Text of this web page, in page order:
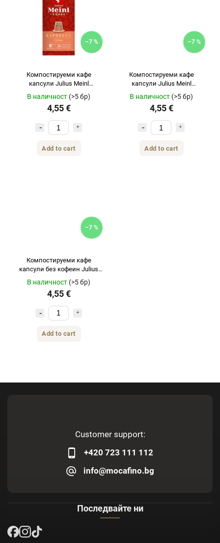
–7 %
Компостируеми кафе
капсули Julius Meinl
INSPRESSO Espresso Crema
за Nespresso 10 бр.
В наличност (>5 бр)
4,55 €
Add to cart
–7 %
Компостируеми кафе
капсули Julius Meinl
INSPRESSO Ristretto Intenso
за Nespresso 10 бр.
В наличност (>5 бр)
4,55 €
Add to cart
–7 %
Компостируеми кафе
капсули без кофеин Julius
Meinl INSPRESSO Espresso
Decaf за Nespresso 10 бр.
В наличност (>5 бр)
4,55 €
Add to cart
Customer support:
+420 723 111 112
info@mocafino.bg
Последвайте ни